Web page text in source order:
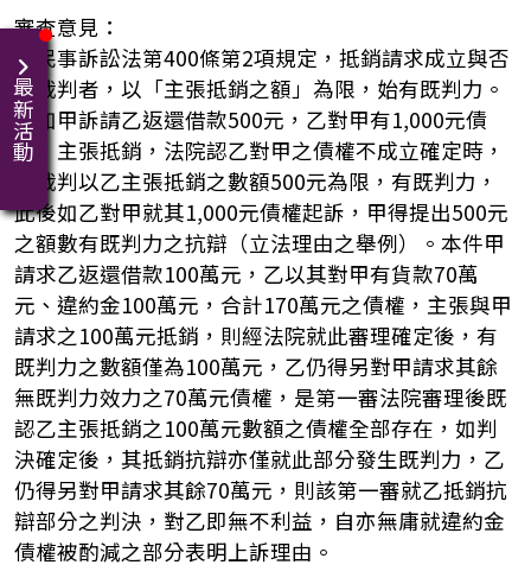
審查意見：
依民事訴訟法第400條第2項規定，抵銷請求成立與否
經裁判者，以「主張抵銷之額」為限，始有既判力。
例如甲訴請乙返還借款500元，乙對甲有1,000元債
權，主張抵銷，法院認乙對甲之債權不成立確定時，
該裁判以乙主張抵銷之數額500元為限，有既判力，
此後如乙對甲就其1,000元債權起訴，甲得提出500元
之額數有既判力之抗辯（立法理由之舉例）。本件甲
請求乙返還借款100萬元，乙以其對甲有貨款70萬
元、違約金100萬元，合計170萬元之債權，主張與甲
請求之100萬元抵銷，則經法院就此審理確定後，有
既判力之數額僅為100萬元，乙仍得另對甲請求其餘
無既判力效力之70萬元債權，是第一審法院審理後既
認乙主張抵銷之100萬元數額之債權全部存在，如判
決確定後，其抵銷抗辯亦僅就此部分發生既判力，乙
仍得另對甲請求其餘70萬元，則該第一審就乙抵銷抗
辯部分之判決，對乙即無不利益，自亦無庸就違約金
債權被酌減之部分表明上訴理由。
最新活動